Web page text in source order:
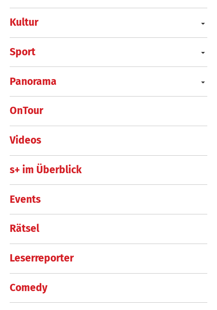
Kultur
Sport
Panorama
OnTour
Videos
s+ im Überblick
Events
Rätsel
Leserreporter
Comedy